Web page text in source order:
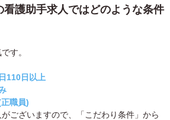
看護助手求人ではどのような条件
す。
110日以上
職員)
ございますので、「こだわり条件」から